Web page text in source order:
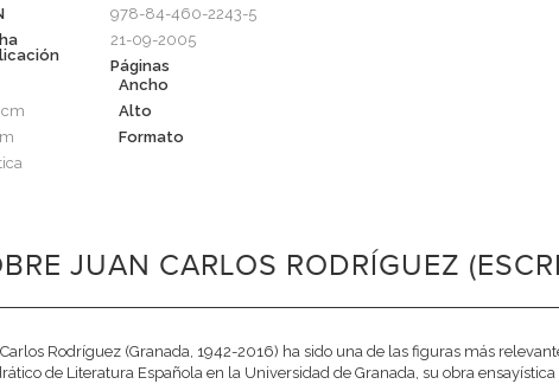
978-84-460-2243-5
21-09-2005
Páginas
Ancho
cm
Alto
Formato
JUAN CARLOS RODRÍGUEZ
Rodríguez (Granada, 1942-2016) ha sido una de las figuras más
de Literatura Española en la Universidad de Granada, su obra